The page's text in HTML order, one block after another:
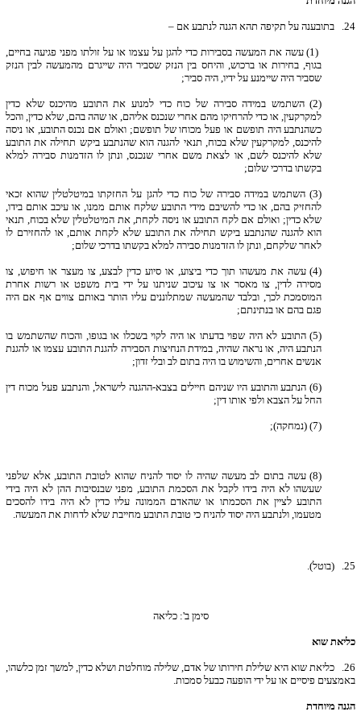
24. בתובענה על תקיפה תהא הגנה לנתבע אם –
(1) עשה את המעשה בסבירות כדי להגן על עצמו או על זולתו מפני פגיעה בחיים,
בגוף, בחירות או ברכוש, והיחס בין הנזק שסביר היה שייגרם מהמעשה לבין הנזק
שסביר היה שיימנע על ידיו, היה סביר;
(2) השתמש במידה סבירה של כוח כדי למנוע את התובע מהיכנס שלא כדין
למקרקעין, או כדי להרחיקו מהם אחרי שנכנס אליהם, או שהה בהם, שלא כדין, והכל
כשהנתבע היה תופשם או פעל מכוחו של תופשם; ואולם אם נכנס התובע, או ניסה
להיכנס, למקרקעין שלא בכוח, תנאי להגנה הוא שהנתבע ביקש תחילה את התובע
שלא להיכנס לשם, או לצאת משם אחרי שנכנס, ונתן לו הזדמנות סבירה למלא
בקשתו בדרכי שלום;
(3) השתמש במידה סבירה של כוח כדי להגן על החזקתו במיטלטלין שהוא זכאי
להחזיק בהם, או כדי להשיבם מידי התובע שלקח אותם ממנו, או עיכב אותם בידו,
שלא כדין; ואולם אם לקח התובע או ניסה לקחת, את המיטלטלין שלא בכוח, תנאי
הוא להגנה שהנתבע ביקש תחילה את התובע שלא לקחת אותם, או להחזירם לו
לאחר שלקחם, ונתן לו הזדמנות סבירה למלא בקשתו בדרכי שלום;
(4) עשה את מעשהו תוך כדי ביצוע, או סיוע כדין לבצע, צו מעצר או חיפוש, צו
מסירה לדין, צו מאסר או צו עיכוב שניתנו על ידי בית משפט או רשות אחרת
המוסמכת לכך, ובלבד שהמעשה שמתלוננים עליו הותר באותם צווים אף אם היה
פגם בהם או בנתינתם;
(5) התובע לא היה שפוי בדעתו או היה לקוי בשכלו או בגופו, והכוח שהשתמש בו
הנתבע היה, או נראה שהיה, במידת הנחיצות הסבירה להגנת התובע עצמו או להגנת
אנשים אחרים, והשימוש בו היה בתום לב ובלי זדון;
(6) הנתבע והתובע היו שניהם חיילים בצבא-ההגנה לישראל, והנתבע פעל מכוח דין
החל על הצבא ולפי אותו דין;
(7) (נמחקה);
(8) עשה בתום לב מעשה שהיה לו יסוד להניח שהוא לטובת התובע, אלא שלפני
שעשהו לא היה בידו לקבל את הסכמת התובע, מפני שבנסיבות ההן לא היה בידי
התובע לציין את הסכמתו או שהאדם הממונה עליו כדין לא היה בידו להסכים
מטעמו, ולנתבע היה יסוד להניח כי טובת התובע מחייבת שלא לדחות את המעשה.
25. (בוטל).
סימן ב': כליאה
כליאת שוא
26.
כליאת שוא היא שלילת חירותו של אדם, שלילה מוחלטת ושלא כדין, למשך זמן כלשהו,
באמצעים פיסיים או על ידי הופעה כבעל סמכות.
הגנה מיוחדת